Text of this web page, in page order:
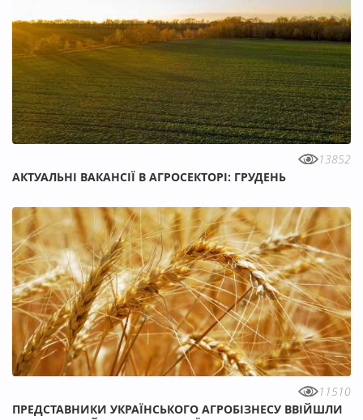
13852
АКТУАЛЬНІ ВАКАНСІЇ В АГРОСЕКТОРІ: ГРУДЕНЬ
11510
ПРЕДСТАВНИКИ УКРАЇНСЬКОГО АГРОБІЗНЕСУ ВВІЙШЛИ